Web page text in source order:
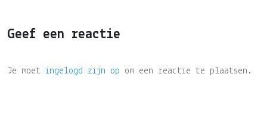
Geef een reactie
Je moet ingelogd zijn op om een reactie te plaatsen.